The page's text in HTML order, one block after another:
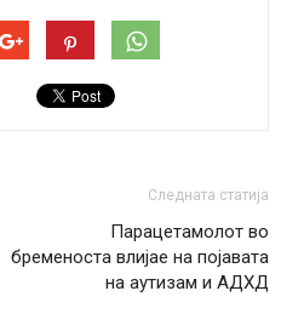
Следната статија
Парацетамолот во
бременоста влијае на појавата
на аутизам и АДХД